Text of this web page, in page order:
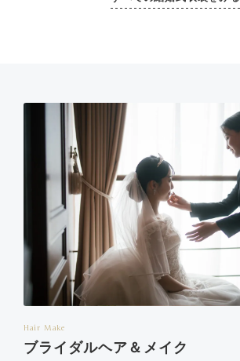
Hair Make
ブライダルヘア＆メイク